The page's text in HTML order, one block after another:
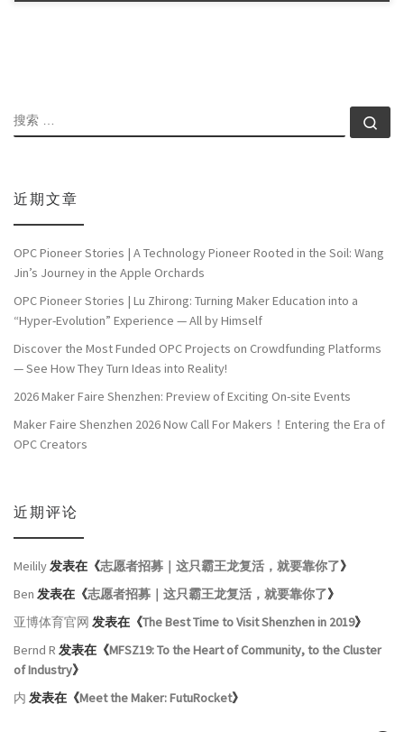
搜索
近期文章
OPC Pioneer Stories | A Technology Pioneer Rooted in the Soil: Wang
Jin’s Journey in the Apple Orchards
OPC Pioneer Stories | Lu Zhirong: Turning Maker Education into a
“Hyper-Evolution” Experience — All by Himself
Discover the Most Funded OPC Projects on Crowdfunding Platforms
— See How They Turn Ideas into Reality!
2026 Maker Faire Shenzhen: Preview of Exciting On-site Events
Maker Faire Shenzhen 2026 Now Call For Makers！Entering the Era of
OPC Creators
近期评论
Meilily发表在《志愿者招募｜这只霸王龙复活，就要靠你了》
Ben 发表在《志愿者招募｜这只霸王龙复活，就要靠你了》
亚博体育官网 发表在《The Best Time to Visit Shenzhen in 2019》
Bernd R 发表在《MFSZ19: To the Heart of Community, to the Cluster
of Industry》
内 发表在《Meet the Maker: FutuRocket》